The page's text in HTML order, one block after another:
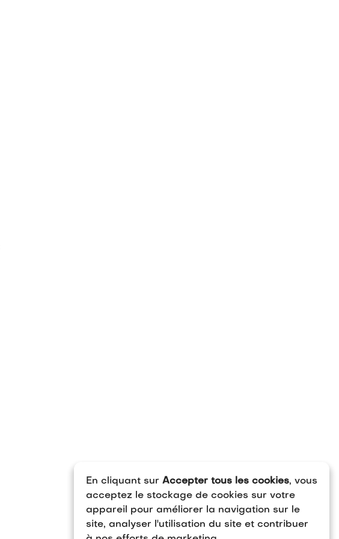
En cliquant sur Accepter tous les cookies, vous
acceptez le stockage de cookies sur votre
appareil pour améliorer la navigation sur le
site, analyser l'utilisation du site et contribuer